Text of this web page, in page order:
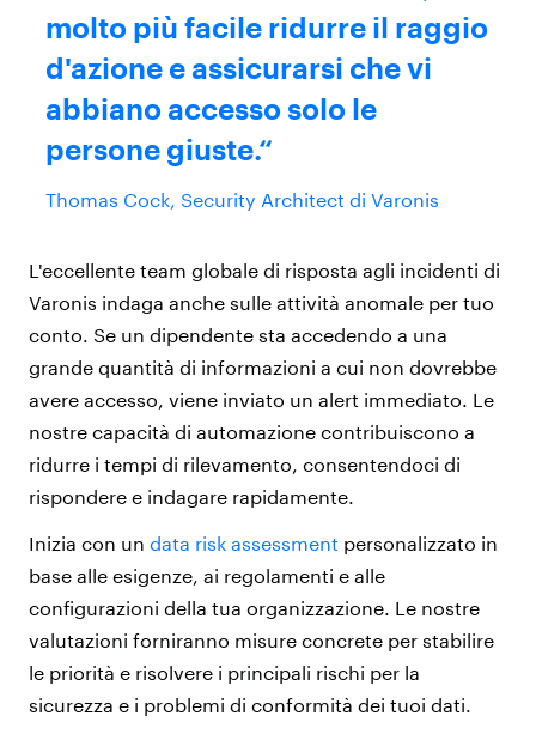
molto più facile ridurre il raggio
d'azione e assicurarsi che vi
abbiano accesso solo le
persone giuste.
Thomas Cock, Security Architect di Varonis
L'eccellente team globale di risposta agli incidenti di
Varonis indaga anche sulle attività anomale per tuo
conto. Se un dipendente sta accedendo a una
grande quantità di informazioni a cui non dovrebbe
avere accesso, viene inviato un alert immediato. Le
nostre capacità di automazione contribuiscono a
ridurre i tempi di rilevamento, consentendoci di
rispondere e indagare rapidamente.
Inizia con un data risk assessment personalizzato in
base alle esigenze, ai regolamenti e alle
configurazioni della tua organizzazione. Le nostre
valutazioni forniranno misure concrete per stabilire
le priorità e risolvere i principali rischi per la
sicurezza e i problemi di conformità dei tuoi dati.